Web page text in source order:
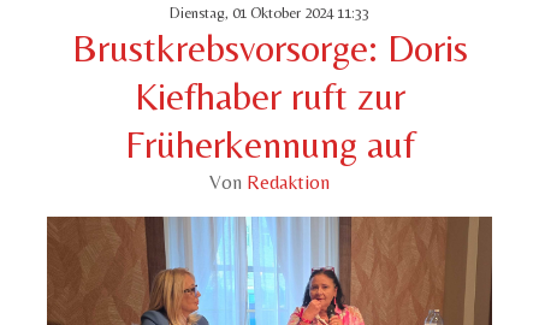
Dienstag, 01 Oktober 2024 11:33
Brustkrebsvorsorge: Doris
Kiefhaber ruft zur
Früherkennung auf
Von Redaktion